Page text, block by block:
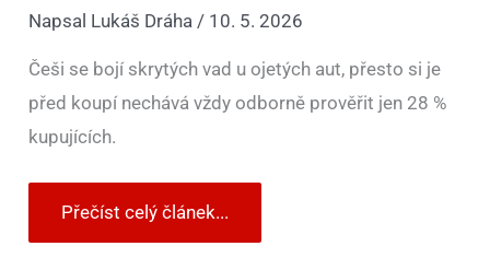
Napsal Lukáš Dráha/ 10. 5. 2026
Češi se bojí skrytých vad u ojetých aut, přesto si je
před koupí nechává vždy odborně prověřit jen 28 %
kupujících.
Přečíst celý článek...